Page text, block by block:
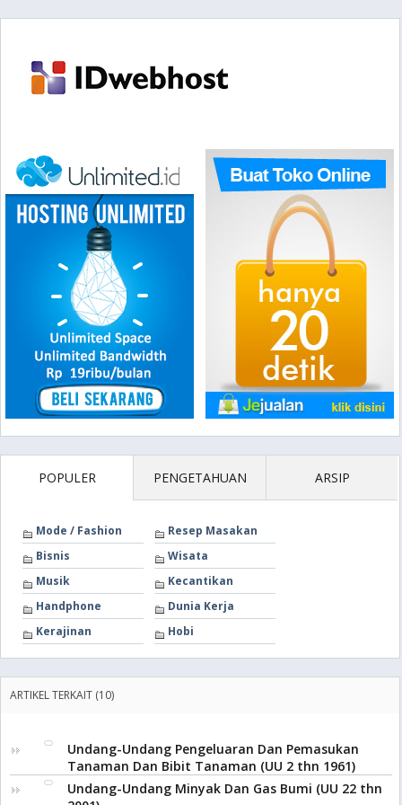
POPULER PENGETAHUAN ARSIP
Mode / Fashion
Resep Masakan
Bisnis
Wisata
Musik
Kecantikan
Handphone
Dunia Kerja
Kerajinan
Hobi
ARTIKEL TERKAIT (10)
Undang-Undang Pengeluaran Dan Pemasukan
Tanaman Dan Bibit Tanaman (UU 2 thn 1961)
Undang-Undang Minyak Dan Gas Bumi (UU 22 thn